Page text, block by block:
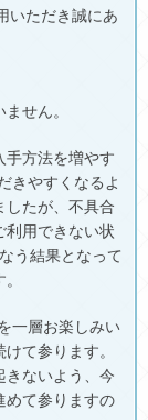
いただき誠にあ
せん。
手方法を増やす
きやすくなるよ
したが、不具合
利用できない状
う結果となって
一層お楽しみい
て参ります。
きないよう、今
めて参りますの